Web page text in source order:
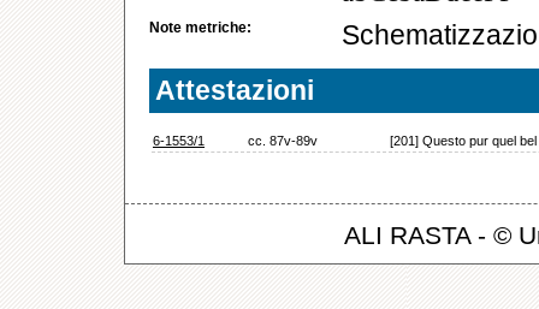
Note metriche:
Attestazioni
6-1553/1 cc. 87v-89v [201] Questo pur quel
ALI RASTA - ©